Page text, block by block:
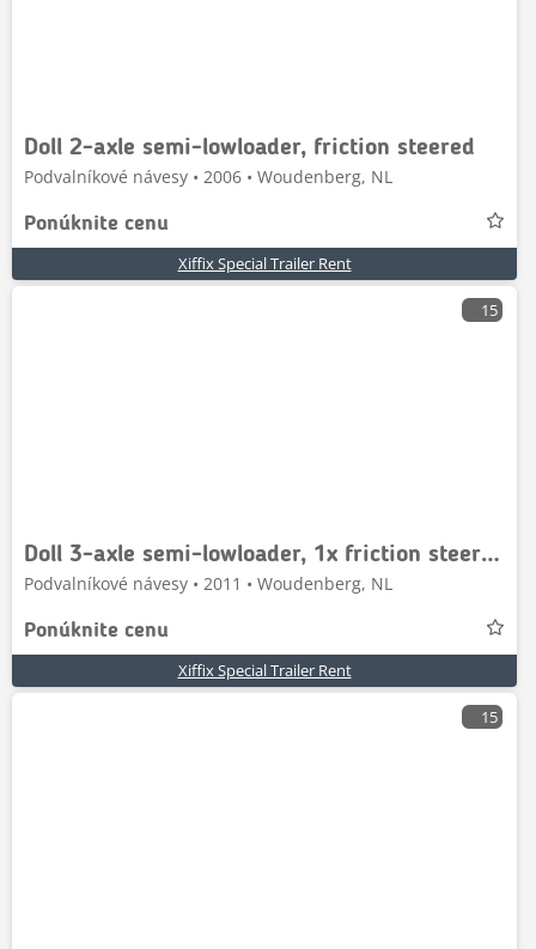
Doll 2-axle semi-lowloader, friction steered
Podvalníkové návesy • 2006 • Woudenberg, NL
Ponúknite cenu
Xiffix Special Trailer Rent
15
Doll 3-axle semi-lowloader, 1x friction steering
Podvalníkové návesy • 2011 • Woudenberg, NL
Ponúknite cenu
Xiffix Special Trailer Rent
15